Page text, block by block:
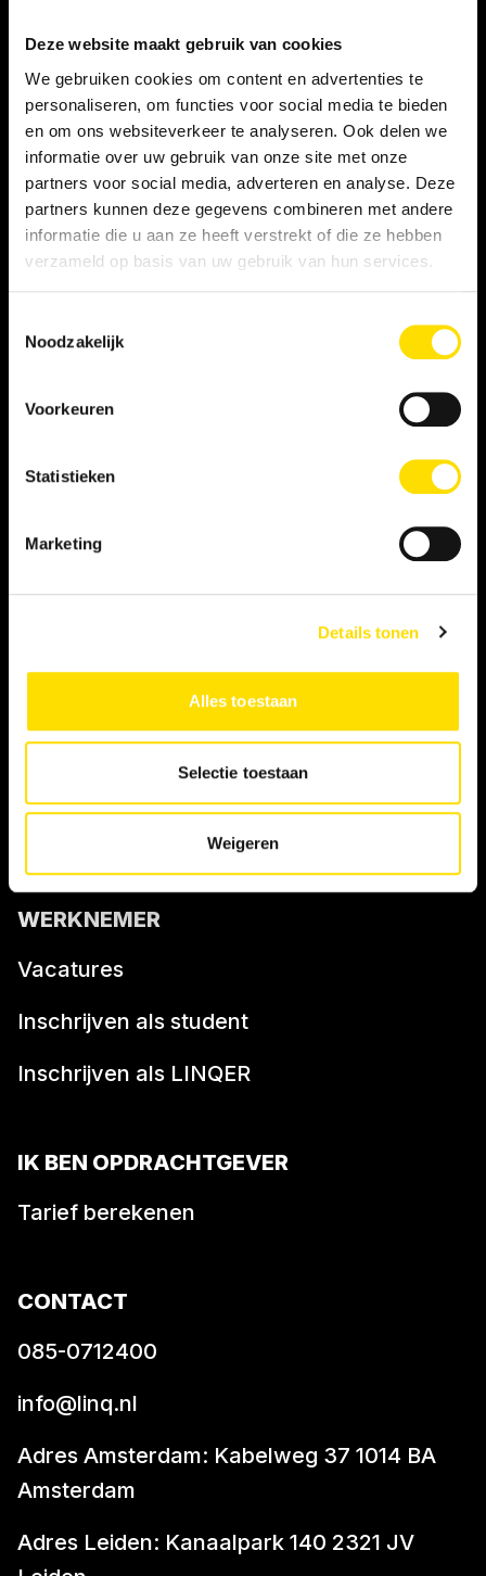
Deze website maakt gebruik van cookies
We gebruiken cookies om content en advertenties te
personaliseren, om functies voor social media te bieden
en om ons websiteverkeer te analyseren. Ook delen we
informatie over uw gebruik van onze site met onze
partners voor social media, adverteren en analyse. Deze
partners kunnen deze gegevens combineren met andere
informatie die u aan ze heeft verstrekt of die ze hebben
verzameld op basis van uw gebruik van hun services.
Noodzakelijk
Voorkeuren
Statistieken
Marketing
Details tonen
Alles toestaan
Selectie toestaan
Weigeren
Contactbericht
Algemene voorwaarden NBBU
Privacy statement
Persooneelsgids uitzendkrachten
Antidiscriminatiebeleid
WERKNEMER
Vacatures
Inschrijven als student
Inschrijven als LINQER
IK BEN OPDRACHTGEVER
Tarief berekenen
CONTACT
085-0712400
info@linq.nl
Adres Amsterdam: Kabelweg 37 1014 BA
Amsterdam
Adres Leiden: Kanaalpark 140 2321 JV